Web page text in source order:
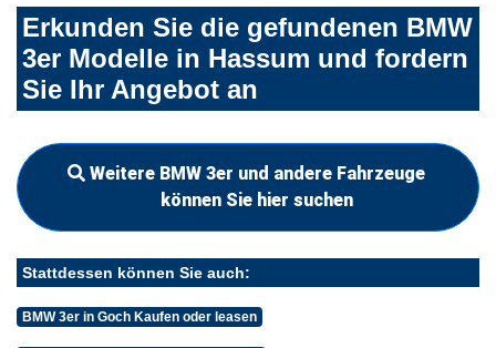
Erkunden Sie die gefundenen BMW
3er Modelle in Hassum und fordern
Sie Ihr Angebot an
Weitere BMW 3er und andere Fahrzeuge
können Sie hier suchen
Stattdessen können Sie auch:
BMW 3er in Goch Kaufen oder leasen